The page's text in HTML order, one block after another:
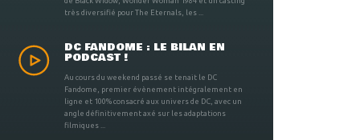
très diversifié pour The Eternals, les ...
DC FANDOME : LE BILAN EN
PODCAST !
Au cours du weekend passé se tenait le DC
Fandome, premier évènement intégralement en
ligne et 100% consacré aux univers de DC, avec un
angle définitivement axé sur les adaptations
filmiques ...